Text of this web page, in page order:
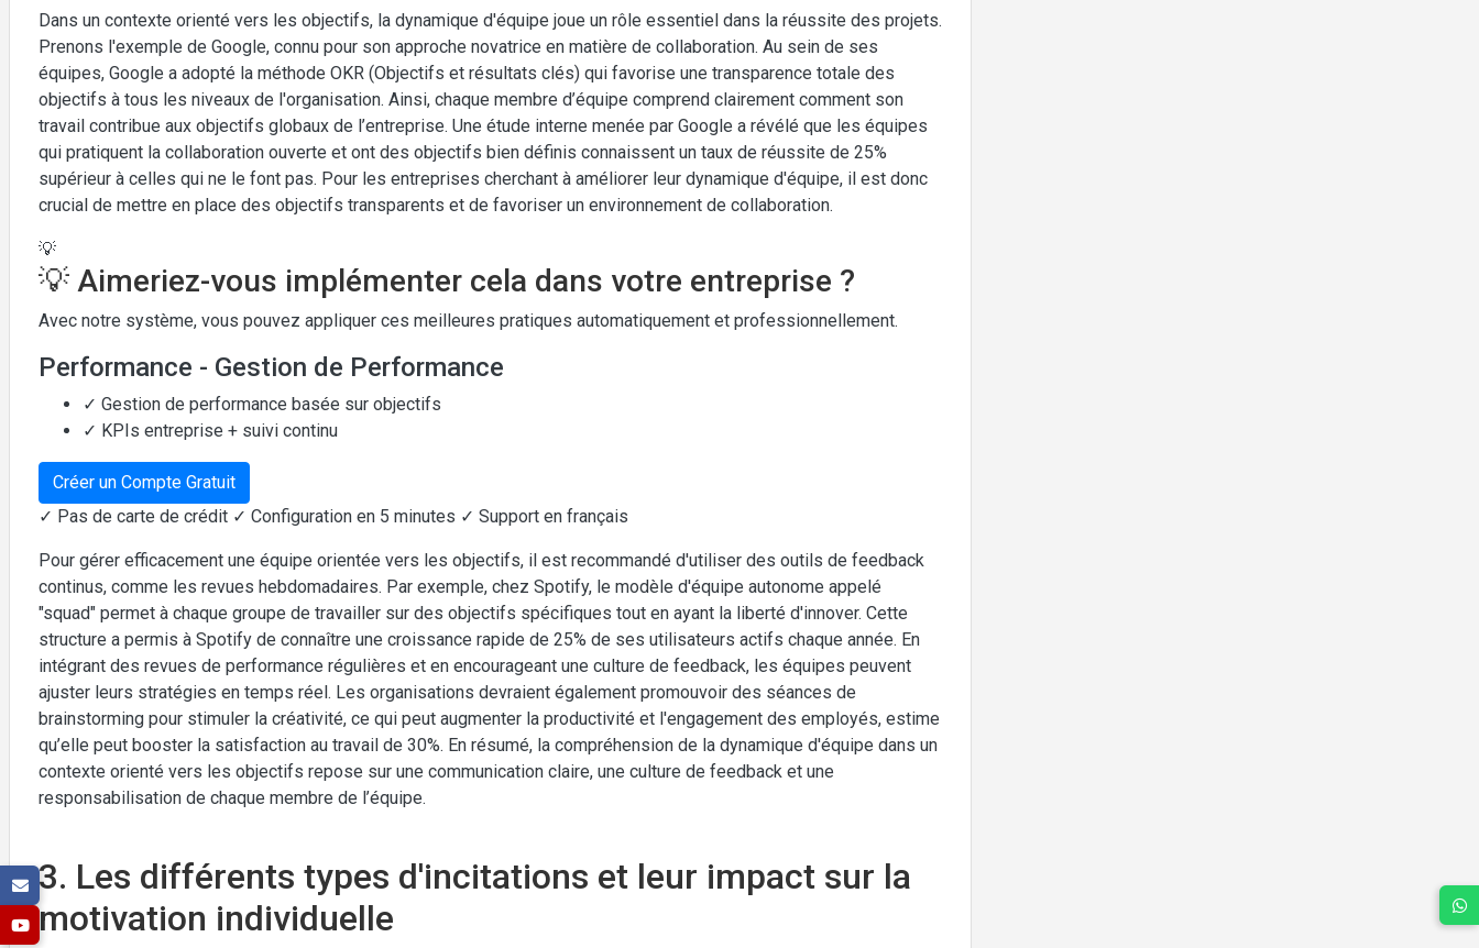
Dans un contexte orienté vers les objectifs, la dynamique d'équipe joue un rôle essentiel dans la réussite des projets.
Prenons l'exemple de Google, connu pour son approche novatrice en matière de collaboration. Au sein de ses
équipes, Google a adopté la méthode OKR (Objectifs et résultats clés) qui favorise une transparence totale des
objectifs à tous les niveaux de l'organisation. Ainsi, chaque membre d’équipe comprend clairement comment son
travail contribue aux objectifs globaux de l’entreprise. Une étude interne menée par Google a révélé que les équipes
qui pratiquent la collaboration ouverte et ont des objectifs bien définis connaissent un taux de réussite de 25%
supérieur à celles qui ne le font pas. Pour les entreprises cherchant à améliorer leur dynamique d'équipe, il est donc
crucial de mettre en place des objectifs transparents et de favoriser un environnement de collaboration.
💡
💡 Aimeriez-vous implémenter cela dans votre entreprise ?
Avec notre système, vous pouvez appliquer ces meilleures pratiques automatiquement et professionnellement.
Performance - Gestion de Performance
✓ Gestion de performance basée sur objectifs
✓ KPIs entreprise + suivi continu
Créer un Compte Gratuit
✓ Pas de carte de crédit ✓ Configuration en 5 minutes ✓ Support en français
Pour gérer efficacement une équipe orientée vers les objectifs, il est recommandé d'utiliser des outils de feedback
continus, comme les revues hebdomadaires. Par exemple, chez Spotify, le modèle d'équipe autonome appelé
"squad" permet à chaque groupe de travailler sur des objectifs spécifiques tout en ayant la liberté d'innover. Cette
structure a permis à Spotify de connaître une croissance rapide de 25% de ses utilisateurs actifs chaque année. En
intégrant des revues de performance régulières et en encourageant une culture de feedback, les équipes peuvent
ajuster leurs stratégies en temps réel. Les organisations devraient également promouvoir des séances de
brainstorming pour stimuler la créativité, ce qui peut augmenter la productivité et l'engagement des employés, estime
qu’elle peut booster la satisfaction au travail de 30%. En résumé, la compréhension de la dynamique d'équipe dans un
contexte orienté vers les objectifs repose sur une communication claire, une culture de feedback et une
responsabilisation de chaque membre de l’équipe.
3. Les différents types d'incitations et leur impact sur la
motivation individuelle